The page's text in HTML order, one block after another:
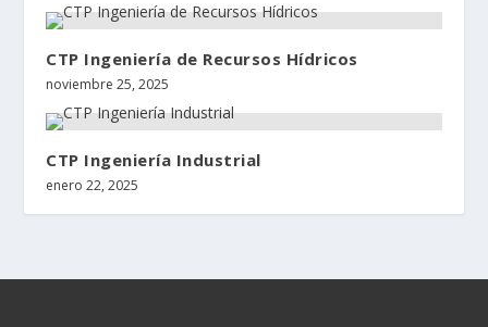
CTP Ingeniería de Recursos Hídricos
noviembre 25, 2025
CTP Ingeniería Industrial
enero 22, 2025